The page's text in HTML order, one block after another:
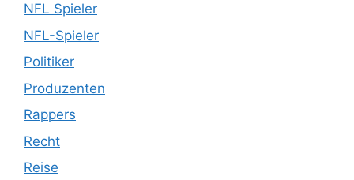
NFL Spieler
NFL-Spieler
Politiker
Produzenten
Rappers
Recht
Reise